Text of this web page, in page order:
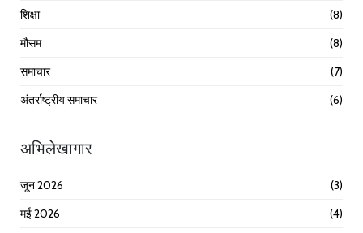
शिक्षा
(8)
मौसम
(8)
समाचार
(7)
अंतर्राष्ट्रीय समाचार
(6)
अभिलेखागार
जून 2026
(3)
मई 2026
(4)